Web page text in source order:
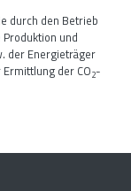
durch den Betrieb
und
der Energieträger
der CO2-